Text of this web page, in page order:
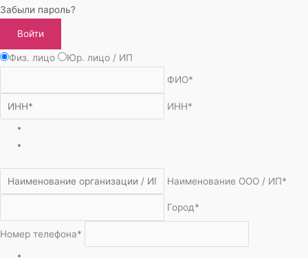
Забыли пароль?
Войти
Физ. лицо Юр. лицо / ИП
ФИО*
ИНН*
Наименование ООО / ИП*
Город*
Номер телефона*